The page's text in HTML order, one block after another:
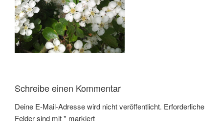
Schreibe einen Kommentar
Deine E-Mail-Adresse wird nicht veröffentlicht. Erforderliche
Felder sind mit* markiert